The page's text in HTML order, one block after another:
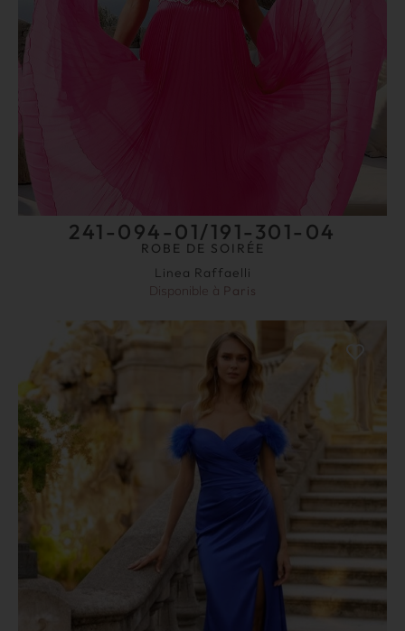
241-094-01/191-301-04
ROBE DE SOIRÉE
Linea Raffaelli
Disponible à Paris